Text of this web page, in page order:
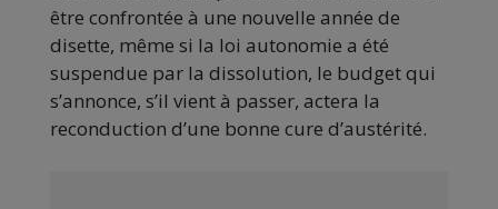
être confrontée à une nouvelle année de
disette, même si la loi autonomie a été
suspendue par la dissolution, le budget qui
s’annonce, s’il vient à passer, actera la
reconduction d’une bonne cure d’austérité.